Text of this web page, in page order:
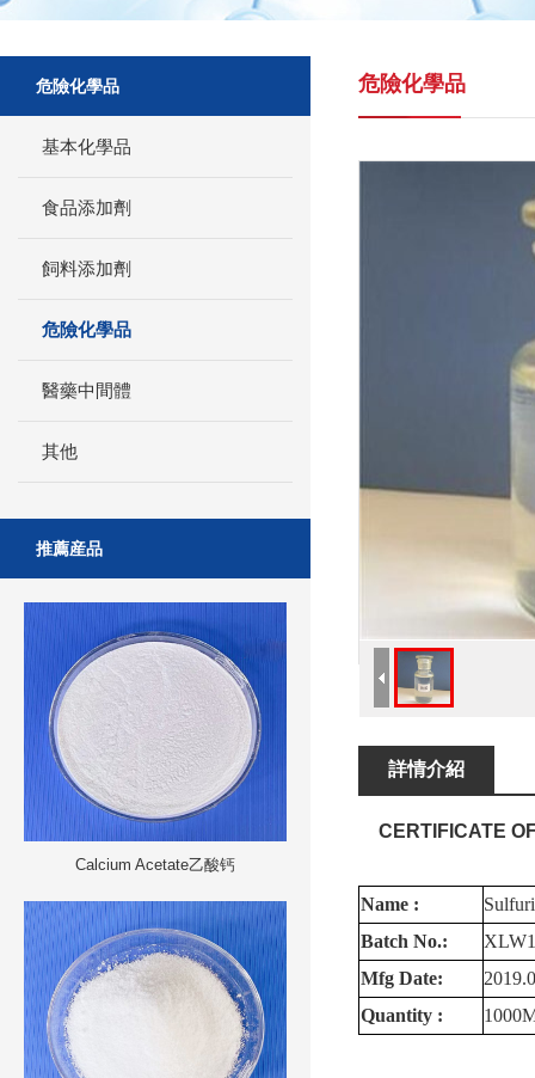
危險化學品
基本化學品
食品添加劑
飼料添加劑
危險化學品
醫藥中間體
其他
推薦産品
Calcium Acetate乙酸钙
危險化學品
詳情介紹
CERTIFICATE
Name :
Batch No.:
Mfg Date:
Quantity :